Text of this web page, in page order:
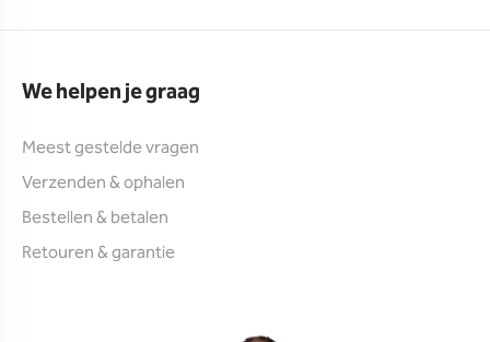
We helpen je graag
Meest gestelde vragen
Verzenden & ophalen
Bestellen & betalen
Retouren & garantie